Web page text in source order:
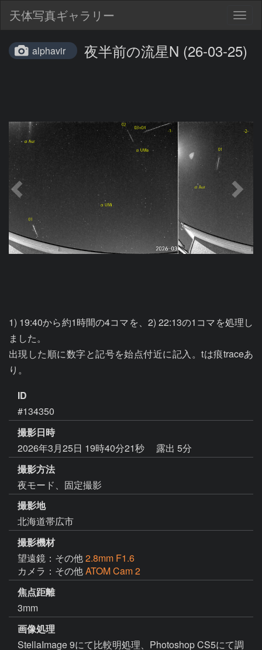
天体写真ギャラリー
alphavir 夜半前の流星N (26-03-25)
1) 19:40から約1時間の4コマを、2) 22:13の1コマを処理し
ました。
出現した順に数字と記号を始点付近に記入。tは痕traceあ
り。
ID
#134350
撮影日時
2026年3月25日 19時40分21秒
露出 5分
撮影方法
夜モード、固定撮影
撮影地
北海道帯広市
撮影機材
望遠鏡：その他2.8mm F1.6
カメラ：その他ATOM Cam 2
焦点距離
3mm
画像処理
StellaImage 9にて比較明処理、Photoshop CS5にて調